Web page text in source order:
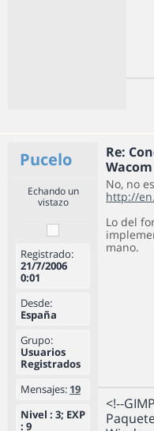
Pucelo
Re:
Echando un
vistazo
Registrado:
21/7/2006
0:01
Desde:
España
Grupo:
Usuarios
Registrados
Mensajes: 19
Nivel : 3; EXP
: 9
No, no
http://
Lo del
mano.
<!--